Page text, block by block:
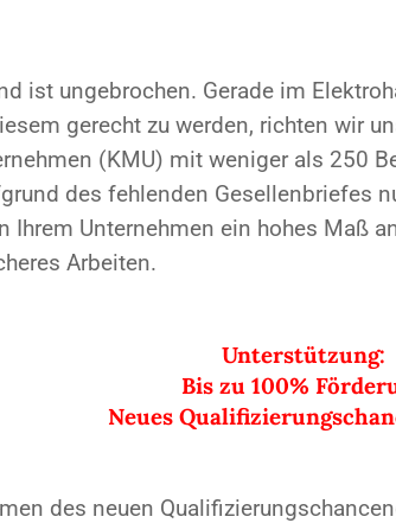
ist ungebrochen. Gerade im
gerecht zu werden, richten wir
(KMU) mit weniger als 250
des fehlenden Gesellenbriefes
Ihrem Unternehmen ein hohes Maß
Arbeiten.
Unterstützung:
Bis zu 100%
Neues
des neuen